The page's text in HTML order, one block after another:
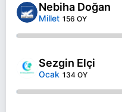
Nebiha Doğan
Millet 156 OY
Sezgin Elçi
Ocak 134 OY